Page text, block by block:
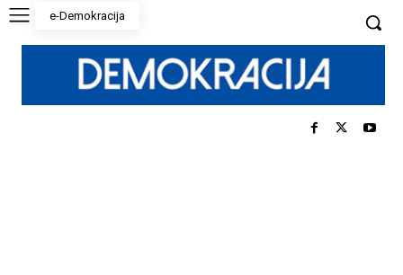
e-Demokracija